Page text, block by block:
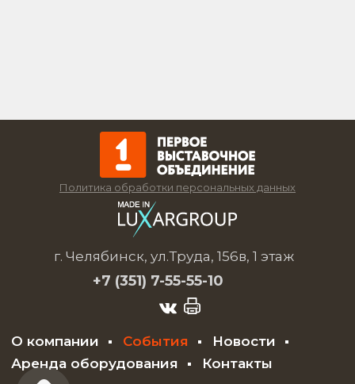
Политика обработки персональных данных
г. Челябинск, ул.Труда, 156в, 1 этаж
+7 (351) 7-55-55-10
О компании События
Новости
Аренда оборудования
Контакты